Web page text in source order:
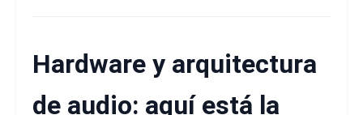
Hardware y arquitectura
de audio: aquí está la